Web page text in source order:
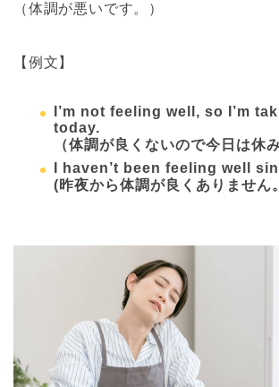
（体調が悪いです。）
【例文】
I’m not feeling well, so I’m
today.
（体調が良くないので今日は休
I haven’t been feeling well
(昨夜から体調が良くありません